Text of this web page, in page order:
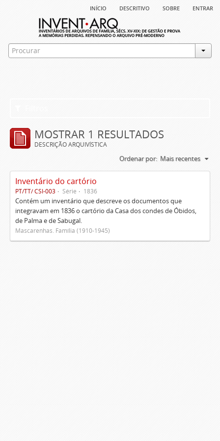
início descritivo sobre entrar
MOSTRAR 1 RESULTADOS
DESCRIÇÃO ARQUIVÍSTICA
Ordenar por: Mais recentes
Inventário do cartório
PT/TT/ CSI-003 Série 1836
Contém um inventário que descreve os documentos que
integravam em 1836 o cartório da Casa dos condes de Óbidos,
de Palma e de Sabugal.
Mascarenhas. Família (1910-1945)